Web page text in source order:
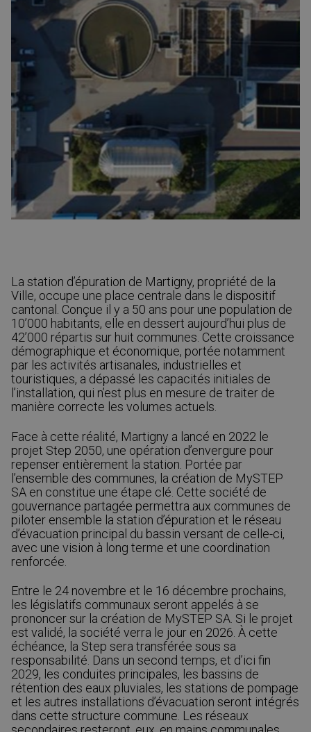
La station d’épuration de Martigny, propriété de la
Ville, occupe une place centrale dans le dispositif
cantonal. Conçue il y a 50 ans pour une population de
10’000 habitants, elle en dessert aujourd’hui plus de
42’000 répartis sur huit communes. Cette croissance
démographique et économique, portée notamment
par les activités artisanales, industrielles et
touristiques, a dépassé les capacités initiales de
l’installation, qui n’est plus en mesure de traiter de
manière correcte les volumes actuels.
Face à cette réalité, Martigny a lancé en 2022 le
projet Step 2050, une opération d’envergure pour
repenser entièrement la station. Portée par
l’ensemble des communes, la création de MySTEP
SA en constitue une étape clé. Cette société de
gouvernance partagée permettra aux communes de
piloter ensemble la station d’épuration et le réseau
d’évacuation principal du bassin versant de celle-ci,
avec une vision à long terme et une coordination
renforcée.
Entre le 24 novembre et le 16 décembre prochains,
les législatifs communaux seront appelés à se
prononcer sur la création de MySTEP SA. Si le projet
est validé, la société verra le jour en 2026. À cette
échéance, la Step sera transférée sous sa
responsabilité. Dans un second temps, et d’ici fin
2029, les conduites principales, les bassins de
rétention des eaux pluviales, les stations de pompage
et les autres installations d’évacuation seront intégrés
dans cette structure commune. Les réseaux